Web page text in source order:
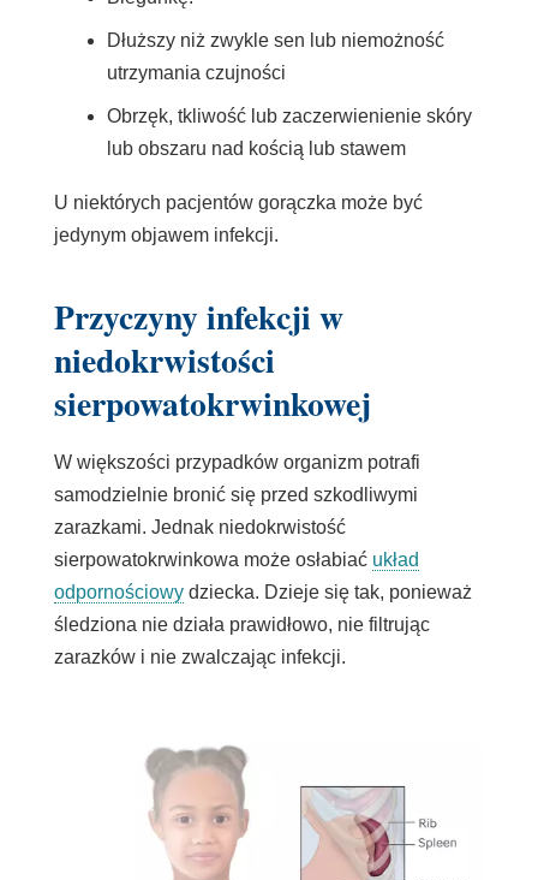
Dłuższy niż zwykle sen lub niemożność
utrzymania czujności
Obrzęk, tkliwość lub zaczerwienienie skóry
lub obszaru nad kością lub stawem
U niektórych pacjentów gorączka może być
jedynym objawem infekcji.
Przyczyny infekcji w
niedokrwistości
sierpowatokrwinkowej
W większości przypadków organizm potrafi
samodzielnie bronić się przed szkodliwymi
zarazkami. Jednak niedokrwistość
sierpowatokrwinkowa może osłabiać układ
odpornościowydziecka. Dzieje się tak, ponieważ
śledziona nie działa prawidłowo, nie filtrując
zarazków i nie zwalczając infekcji.